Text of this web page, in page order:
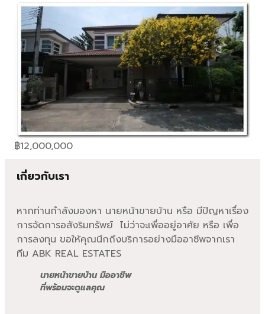
฿12,000,000
เกี่ยวกับเรา
หากท่านกำลังมองหา นายหน้าขายบ้าน หรือ มีปัญหาเรื่อง
การจัดการอสังริมทรัพย์ ไม่ว่าจะเพื่ออยู่อาศัย หรือ เพื่อ
การลงทุน ขอให้คุณนึกถึงบริการอย่างมืออาชีพจากเรา
ทีม ABK REAL ESTATES
นายหน้าขายบ้าน มืออาชีพ
ที่พร้อมจะดูแลคุณ